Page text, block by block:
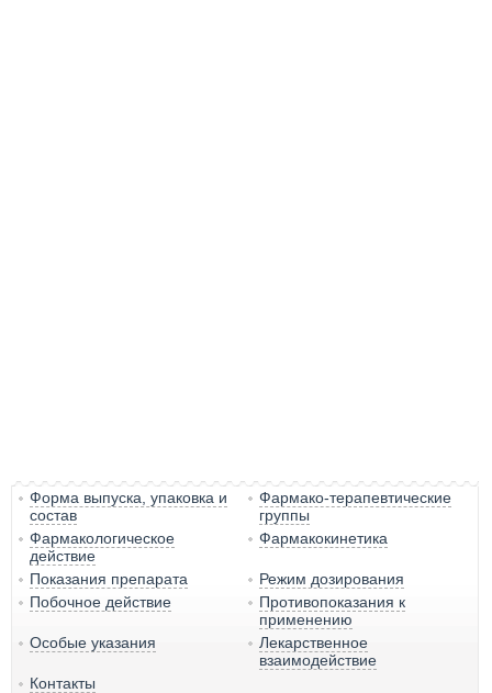
Форма выпуска, упаковка и
состав
Фармако-терапевтические
группы
Фармакологическое
действие
Фармакокинетика
Показания препарата
Режим дозирования
Побочное действие
Противопоказания к
применению
Особые указания
Лекарственное
взаимодействие
Контакты